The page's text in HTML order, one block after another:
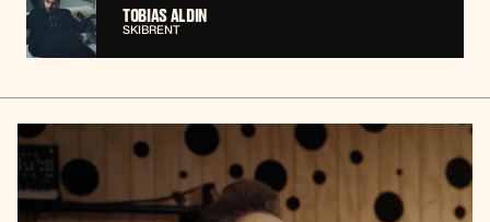
TOBIAS ALDIN
SKIBRENT